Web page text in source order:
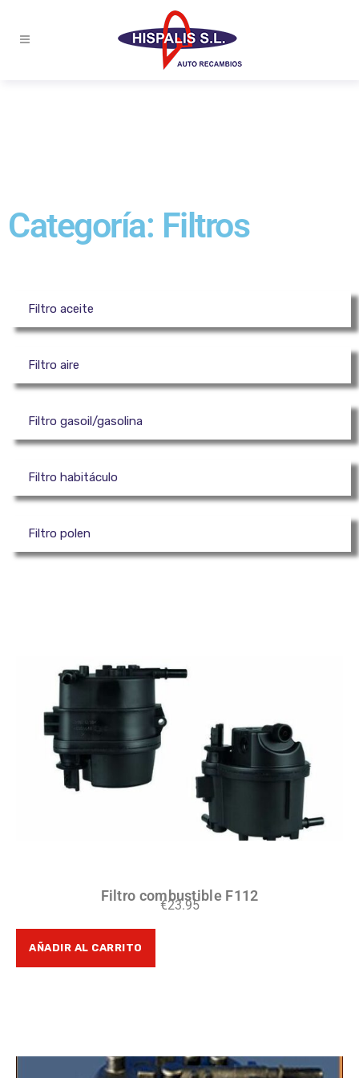
Categoría: Filtros
Filtro aceite
Filtro aire
Filtro gasoil/gasolina
Filtro habitáculo
Filtro polen
Filtro combustible F112
€23.95
AÑADIR AL CARRITO